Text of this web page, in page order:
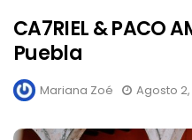
CA7RIEL & PACO
Puebla
Mariana Zoé Agosto